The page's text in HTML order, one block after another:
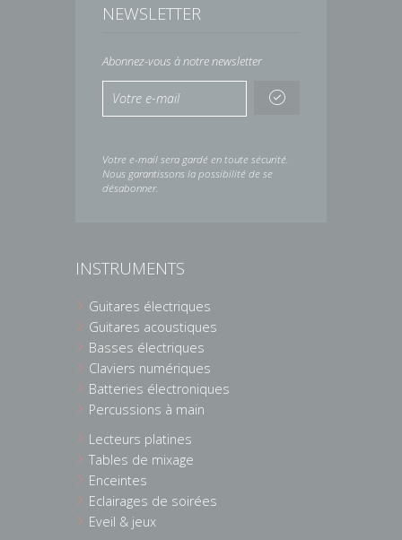
NEWSLETTER
Abonnez-vous à notre newsletter
Votre e-mail sera gardé en toute sécurité.
Nous garantissons la possibilité de se
désabonner.
INSTRUMENTS
Guitares électriques
Guitares acoustiques
Basses électriques
Claviers numériques
Batteries électroniques
Percussions à main
Lecteurs platines
Tables de mixage
Enceintes
Eclairages de soirées
Eveil & jeux